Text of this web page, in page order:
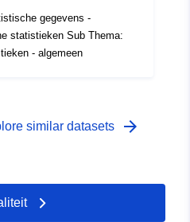
31 December 1980
gegevens -
statistieken Sub Thema:
- algemeen
similar datasets arrow_forward